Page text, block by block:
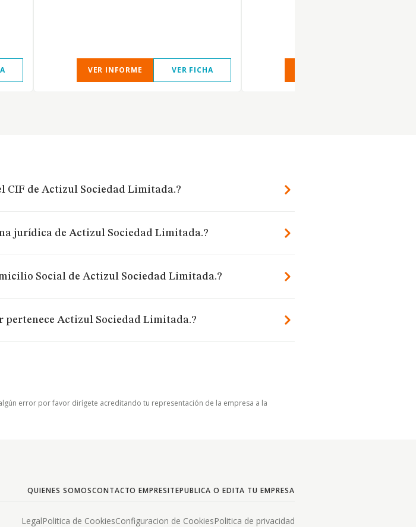
VER INFORME VER FICHA
CIF de Actizul Sociedad Limitada.?
jurídica de Actizul Sociedad Limitada.?
Social de Actizul Sociedad Limitada.?
pertenece Actizul Sociedad Limitada.?
error por favor dirígete acreditando tu representación de la empresa a la
QUIENES SOMOSCONTACTO EMPRESITEPUBLICA O EDITA TU EMPRESA
LegalPolitica de CookiesConfiguracion de CookiesPolitica de privacidad